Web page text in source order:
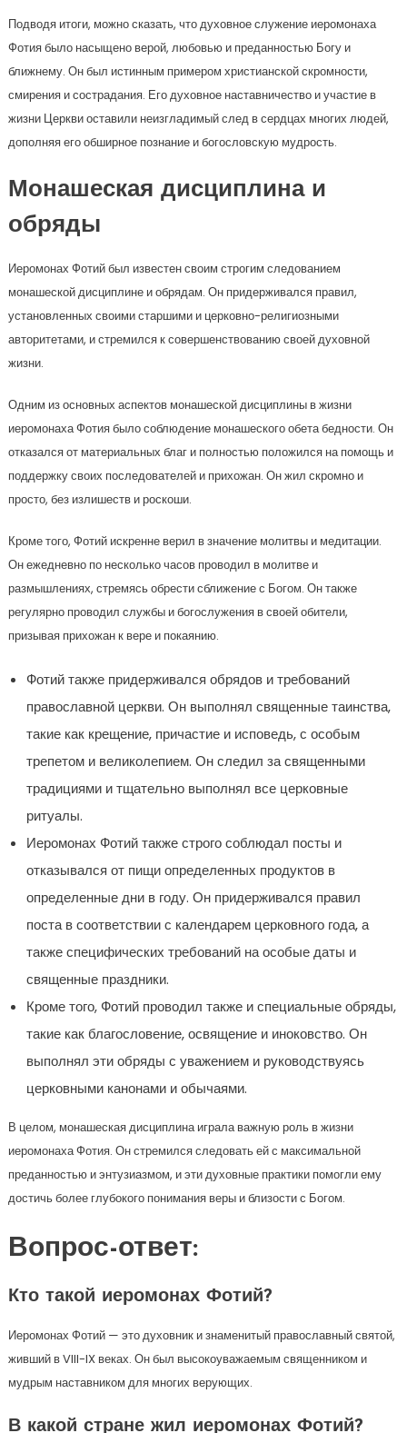
Подводя итоги, можно сказать, что духовное служение иеромонаха
Фотия было насыщено верой, любовью и преданностью Богу и
ближнему. Он был истинным примером христианской скромности,
смирения и сострадания. Его духовное наставничество и участие в
жизни Церкви оставили неизгладимый след в сердцах многих людей,
дополняя его обширное познание и богословскую мудрость.
Монашеская дисциплина и
обряды
Иеромонах Фотий был известен своим строгим следованием
монашеской дисциплине и обрядам. Он придерживался правил,
установленных своими старшими и церковно-религиозными
авторитетами, и стремился к совершенствованию своей духовной
жизни.
Одним из основных аспектов монашеской дисциплины в жизни
иеромонаха Фотия было соблюдение монашеского обета бедности. Он
отказался от материальных благ и полностью положился на помощь и
поддержку своих последователей и прихожан. Он жил скромно и
просто, без излишеств и роскоши.
Кроме того, Фотий искренне верил в значение молитвы и медитации.
Он ежедневно по несколько часов проводил в молитве и
размышлениях, стремясь обрести сближение с Богом. Он также
регулярно проводил службы и богослужения в своей обители,
призывая прихожан к вере и покаянию.
Фотий также придерживался обрядов и требований
православной церкви. Он выполнял священные таинства,
такие как крещение, причастие и исповедь, с особым
трепетом и великолепием. Он следил за священными
традициями и тщательно выполнял все церковные
ритуалы.
Иеромонах Фотий также строго соблюдал посты и
отказывался от пищи определенных продуктов в
определенные дни в году. Он придерживался правил
поста в соответствии с календарем церковного года, а
также специфических требований на особые даты и
священные праздники.
Кроме того, Фотий проводил также и специальные обряды,
такие как благословение, освящение и иноковство. Он
выполнял эти обряды с уважением и руководствуясь
церковными канонами и обычаями.
В целом, монашеская дисциплина играла важную роль в жизни
иеромонаха Фотия. Он стремился следовать ей с максимальной
преданностью и энтузиазмом, и эти духовные практики помогли ему
достичь более глубокого понимания веры и близости с Богом.
Вопрос-ответ:
Кто такой иеромонах Фотий?
Иеромонах Фотий — это духовник и знаменитый православный святой,
живший в VIII-IX веках. Он был высокоуважаемым священником и
мудрым наставником для многих верующих.
В какой стране жил иеромонах Фотий?